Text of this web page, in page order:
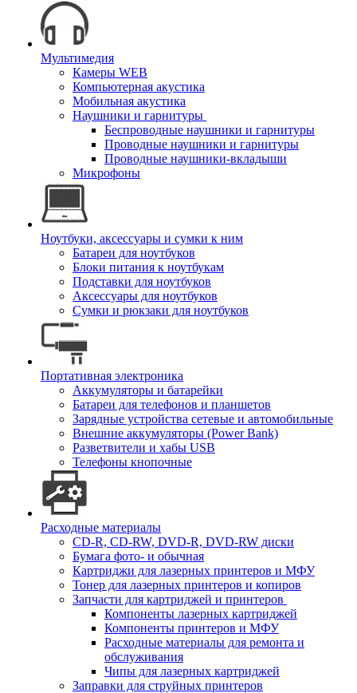
Мультимедия
Камеры WEB
Компьютерная акустика
Мобильная акустика
Наушники и гарнитуры
Беспроводные наушники и гарнитуры
Проводные наушники и гарнитуры
Проводные наушники-вкладыши
Микрофоны
Ноутбуки, аксессуары и сумки к ним
Батареи для ноутбуков
Блоки питания к ноутбукам
Подставки для ноутбуков
Аксессуары для ноутбуков
Сумки и рюкзаки для ноутбуков
Портативная электроника
Аккумуляторы и батарейки
Батареи для телефонов и планшетов
Зарядные устройства сетевые и автомобильные
Внешние аккумуляторы (Power Bank)
Разветвители и хабы USB
Телефоны кнопочные
Расходные материалы
CD-R, CD-RW, DVD-R, DVD-RW диски
Бумага фото- и обычная
Картриджи для лазерных принтеров и МФУ
Тонер для лазерных принтеров и копиров
Запчасти для картриджей и принтеров
Компоненты лазерных картриджей
Компоненты принтеров и МФУ
Расходные материалы для ремонта и
обслуживания
Чипы для лазерных картриджей
Заправки для струйных принтеров